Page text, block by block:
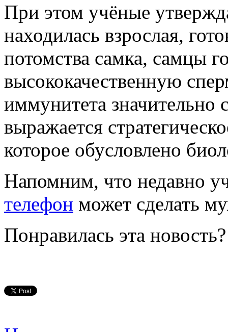
При этом учёные
находилась взрослая,
потомства самка, самцы
высококачественную
иммунитета
выражается
которое обусловлено
Напомним, что недавно
телефон может сделать
Понравилась эта